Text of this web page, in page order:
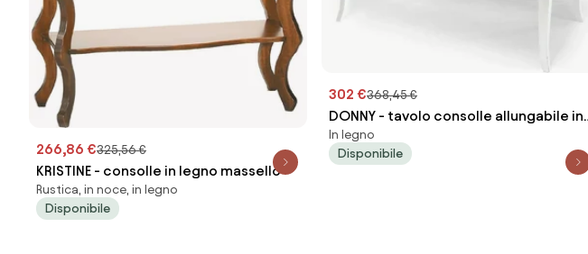
266,86 €325,56 €
KRISTINE - consolle in legno massello
Rustica, in noce, in legno
Disponibile
302 €368,45 €
DONNY - tavolo consolle allungabile in
legno massello cm 80 X 140/180/220
In legno
Disponibile